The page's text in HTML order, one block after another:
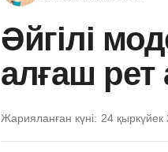
Әйгілі
алғаш рет
Жарияланған күні: 24